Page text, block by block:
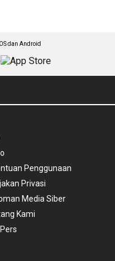
dan Android
Penggunaan
Privasi
Media Siber
Kami